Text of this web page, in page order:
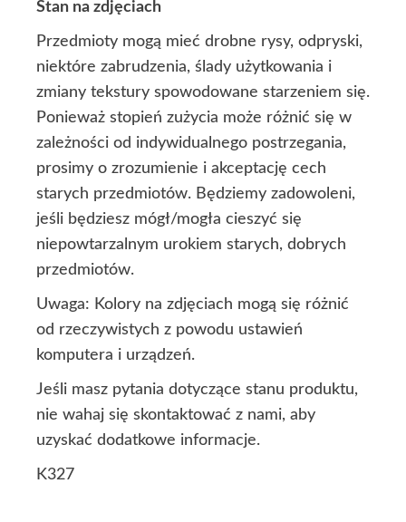
Stan na zdjęciach
Przedmioty mogą mieć drobne rysy, odpryski,
niektóre zabrudzenia, ślady użytkowania i
zmiany tekstury spowodowane starzeniem się.
Ponieważ stopień zużycia może różnić się w
zależności od indywidualnego postrzegania,
prosimy o zrozumienie i akceptację cech
starych przedmiotów. Będziemy zadowoleni,
jeśli będziesz mógł/mogła cieszyć się
niepowtarzalnym urokiem starych, dobrych
przedmiotów.
Uwaga: Kolory na zdjęciach mogą się różnić
od rzeczywistych z powodu ustawień
komputera i urządzeń.
Jeśli masz pytania dotyczące stanu produktu,
nie wahaj się skontaktować z nami, aby
uzyskać dodatkowe informacje.
K327